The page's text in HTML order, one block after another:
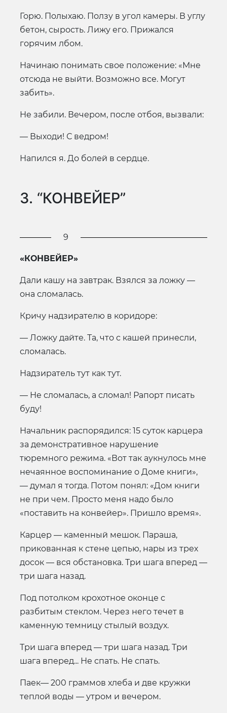
Горю. Полыхаю. Ползу в угол камеры. В углу
бетон, сырость. Лижу его. Прижался
горячим лбом.
Начинаю понимать свое положение: «Мне
отсюда не выйти. Возможно все. Могут
забить».
Не забили. Вечером, после отбоя, вызвали:
— Выходи! С ведром!
Напился я. До болей в сердце.
3. “КОНВЕЙЕР”
9
«КОНВЕЙЕР»
Дали кашу на завтрак. Взялся за ложку —
она сломалась.
Кричу надзирателю в коридоре:
— Ложку дайте. Та, что с кашей принесли,
сломалась.
Надзиратель тут как тут.
— Не сломалась, а сломал! Рапорт писать
буду!
Начальник распорядился: 15 суток карцера
за демонстративное нарушение
тюремного режима. «Вот так аукнулось мне
нечаянное воспоминание о Доме книги»,
— думал я тогда. Потом понял: «Дом книги
не при чем. Просто меня надо было
«поставить на конвейер». Пришло время».
Карцер — каменный мешок. Параша,
прикованная к стене цепью, нары из трех
досок — вся обстановка. Три шага вперед —
три шага назад.
Под потолком крохотное оконце с
разбитым стеклом. Через него течет в
каменную темницу стылый воздух.
Три шага вперед — три шага назад. Три
шага вперед... Не спать. Не спать.
Паек— 200 граммов хлеба и две кружки
теплой воды — утром и вечером.